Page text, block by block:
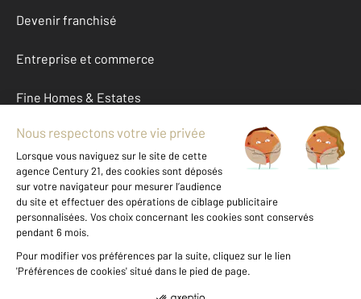
Devenir franchisé
Entreprise et commerce
Fine Homes & Estates
À propos
International
Nous contacter